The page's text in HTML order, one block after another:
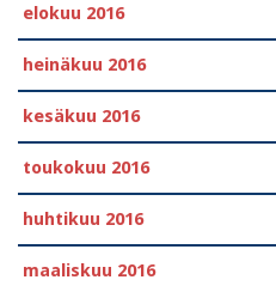
elokuu 2016
heinäkuu 2016
kesäkuu 2016
toukokuu 2016
huhtikuu 2016
maaliskuu 2016